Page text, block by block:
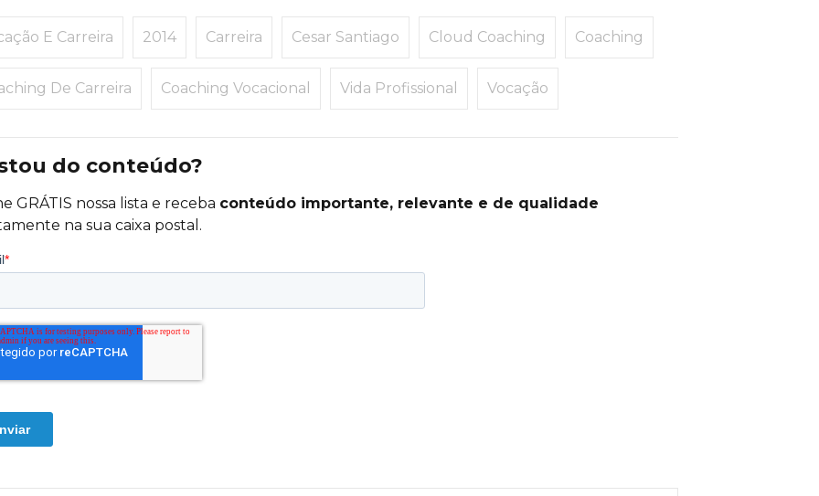
E Carreira 2014 Carreira Cesar Santiago Cloud Coaching Coaching
De Carreira Coaching Vocacional Vida Profissional Vocação
do conteúdo?
GRÁTIS nossa lista e receba conteúdo importante, relevante e de qualidade
na sua caixa postal.